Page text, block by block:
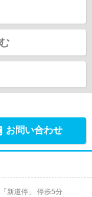
お問い合わせ
新道停」 停歩5分